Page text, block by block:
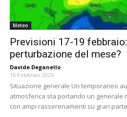
Meteo
Previsioni 17-19
perturbazione del mese?
Davide Deganello -
16 Febbraio 2026
Situazione generale Un temporaneo
atmosferica sta portando un generale
con ampi rasserenamenti su gran